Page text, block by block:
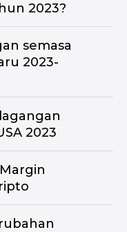
2023?
semasa
2023-
2023